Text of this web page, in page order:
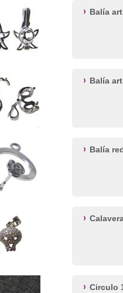
Balía
Balía
Balía
Circulo